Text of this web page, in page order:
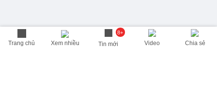
Trang chủ Xem nhiều
8+
Tin mới Video Chia sẻ